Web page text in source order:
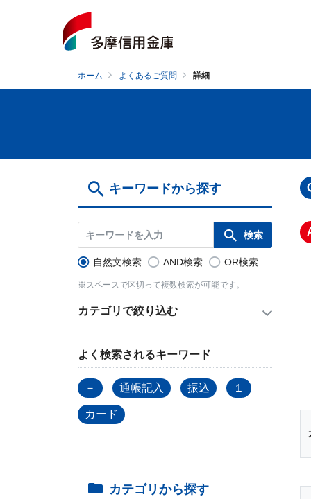
ホーム よくあるご質問 詳細
キーワードから探す
自然文検索 AND検索 OR検索
※スペースで区切って複数検索が可能です。
カテゴリで絞り込む
よく検索されるキーワード
－ 通帳記入 振込 １
カード
カテゴリから探す